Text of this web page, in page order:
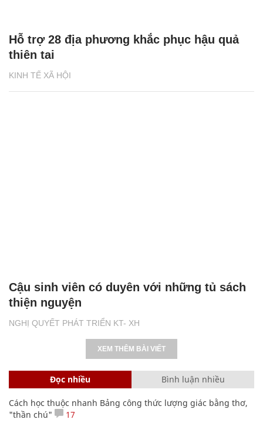
KINH TẾ XÃ HỘI
Hỗ trợ 28 địa phương khắc phục hậu quả
thiên tai
NGHỊ QUYẾT PHÁT TRIỂN KT- XH
Cậu sinh viên có duyên với những tủ sách
thiện nguyện
XEM THÊM BÀI VIẾT
Đọc nhiều Bình luận nhiều
Cách học thuộc nhanh Bảng công thức lượng giác bằng thơ,
"thần chú"
17